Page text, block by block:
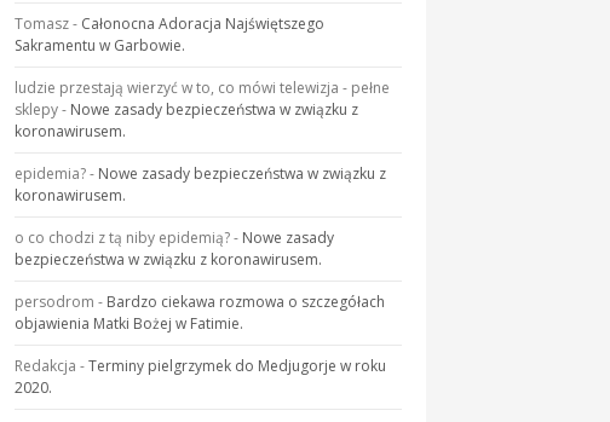
Tomasz- Całonocna Adoracja Najświętszego
Sakramentu w Garbowie.
ludzie przestają wierzyć w to, co mówi telewizja - pełne
sklepy- Nowe zasady bezpieczeństwa w związku z
koronawirusem.
epidemia?- Nowe zasady bezpieczeństwa w związku z
koronawirusem.
o co chodzi z tą niby epidemią?- Nowe zasady
bezpieczeństwa w związku z koronawirusem.
persodrom - Bardzo ciekawa rozmowa o szczegółach
objawienia Matki Bożej w Fatimie.
Redakcja -Terminy pielgrzymek do Medjugorje w roku
2020.